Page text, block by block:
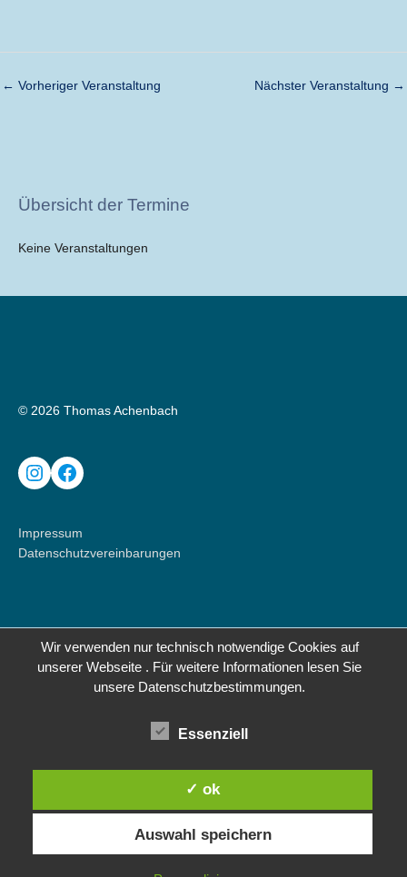
← Vorheriger Veranstaltung Nächster Veranstaltung →
Übersicht der Termine
Keine Veranstaltungen
© 2026 Thomas Achenbach
Instagram
Facebook
Impressum
Datenschutzvereinbarungen
Wir verwenden nur technisch notwendige Cookies auf
unserer Webseite . Für weitere Informationen lesen Sie
unsere Datenschutzbestimmungen.
Essenziell
✓ ok
Auswahl speichern